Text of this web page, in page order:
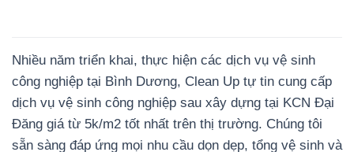
Nhiều năm triển khai, thực hiện các dịch vụ vệ sinh
công nghiệp tại Bình Dương, Clean Up tự tin cung cấp
dịch vụ vệ sinh công nghiệp sau xây dựng tại KCN Đại
Đăng giá từ 5k/m2 tốt nhất trên thị trường. Chúng tôi
sẵn sàng đáp ứng mọi nhu cầu dọn dẹp, tổng vệ sinh và